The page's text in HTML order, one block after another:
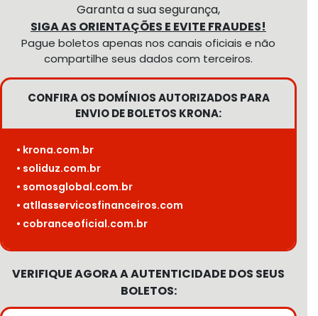
Garanta a sua segurança,
SIGA AS ORIENTAÇÕES E EVITE FRAUDES!
Pague boletos apenas nos canais oficiais e não
compartilhe seus dados com terceiros.
CONFIRA OS DOMÍNIOS AUTORIZADOS PARA
ENVIO DE BOLETOS KRONA:
• krona.com.br
• soliduz.com.br
• somosglobal.com.br
• atllasservicosfinanceiros.com
• cobranceoficial.com.br
VERIFIQUE AGORA A AUTENTICIDADE DOS SEUS
BOLETOS: